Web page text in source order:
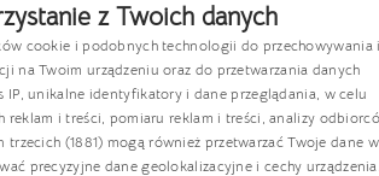
z Twoich danych
cookie i podobnych technologii do przechowywania i
na Twoim urządzeniu oraz do przetwarzania danych
IP, unikalne identyfikatory i dane przeglądania, w celu
reklam i treści, pomiaru reklam i treści, analizy
trzecich (1881) mogą również przetwarzać Twoje dane
precyzyjne dane geolokalizacyjne i cechy